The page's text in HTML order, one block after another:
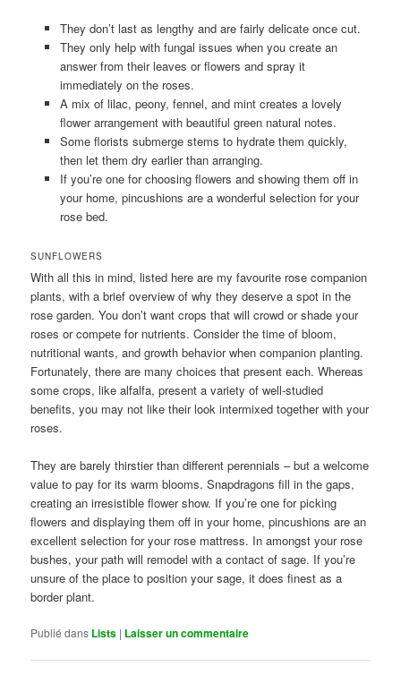
They don’t last as lengthy and are fairly delicate once cut.
They only help with fungal issues when you create an
answer from their leaves or flowers and spray it
immediately on the roses.
A mix of lilac, peony, fennel, and mint creates a lovely
flower arrangement with beautiful green natural notes.
Some florists submerge stems to hydrate them quickly,
then let them dry earlier than arranging.
If you’re one for choosing flowers and showing them off in
your home, pincushions are a wonderful selection for your
rose bed.
SUNFLOWERS
With all this in mind, listed here are my favourite rose companion
plants, with a brief overview of why they deserve a spot in the
rose garden. You don’t want crops that will crowd or shade your
roses or compete for nutrients. Consider the time of bloom,
nutritional wants, and growth behavior when companion planting.
Fortunately, there are many choices that present each. Whereas
some crops, like alfalfa, present a variety of well-studied
benefits, you may not like their look intermixed together with your
roses.
They are barely thirstier than different perennials – but a welcome
value to pay for its warm blooms. Snapdragons fill in the gaps,
creating an irresistible flower show. If you’re one for picking
flowers and displaying them off in your home, pincushions are an
excellent selection for your rose mattress. In amongst your rose
bushes, your path will remodel with a contact of sage. If you’re
unsure of the place to position your sage, it does finest as a
border plant.
Publié dans Lists | Laisser un commentaire